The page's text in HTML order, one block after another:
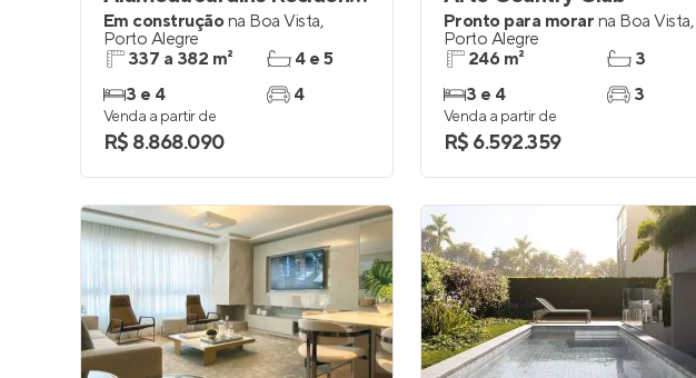
Em construçãona Boa Vista,
Porto Alegre
337 a 382 m²
3 e 4
4 e 5
4
Venda a partir de
R$ 8.868.090
Pronto para morar na Boa Vista,
Porto Alegre
246 m²
3 e 4
3
3
Venda a partir de
R$ 6.592.359